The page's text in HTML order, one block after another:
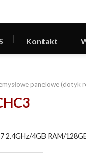
Kontakt
panelowe (dotyk
2.4GHz/4GB RAM/